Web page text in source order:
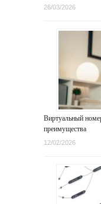
26/03/2026
Виртуальный
преимущества
12/02/2026